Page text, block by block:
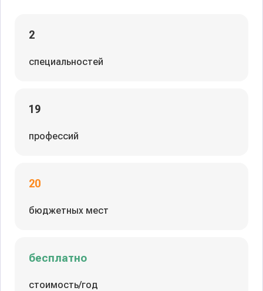
2
специальностей
19
профессий
20
бюджетных мест
бесплатно
стоимость/год